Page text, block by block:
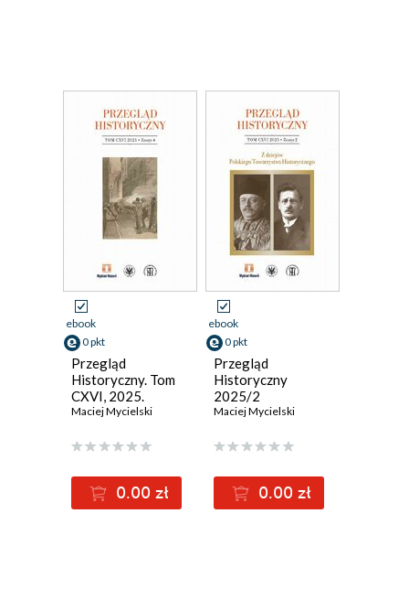
ebook
0 pkt
Przegląd
Historyczny. Tom
CXVI, 2025.
Zeszyt 4
Maciej Mycielski
0.00 zł
ebook
0 pkt
Przegląd
Historyczny
2025/2
Maciej Mycielski
0.00 zł